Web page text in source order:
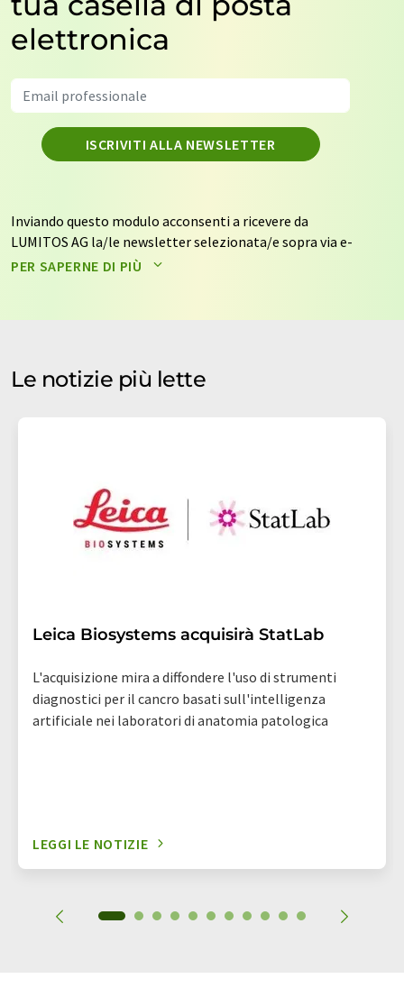
elettronica
ISCRIVITI ALLA NEWSLETTER
Inviando questo modulo acconsenti a ricevere da
LUMITOS AG la/le newsletter selezionata/e sopra via e-
mail. I tuoi dati non saranno trasmessi a terzi. I tuoi dati
contattarti via e-mail per scopi pubblicitari o per
consenso in qualsiasi momento senza fornire
motivazioni a LUMITOS AG, Ernst-Augustin-Str. 2, 12489
PER SAPERNE DI PIÙ
Le notizie più lette
Leica Biosystems acquisirà StatLab
L'acquisizione mira a diffondere l'uso di strumenti
diagnostici per il cancro basati sull'intelligenza
artificiale nei laboratori di anatomia patologica
LEGGI LE NOTIZIE